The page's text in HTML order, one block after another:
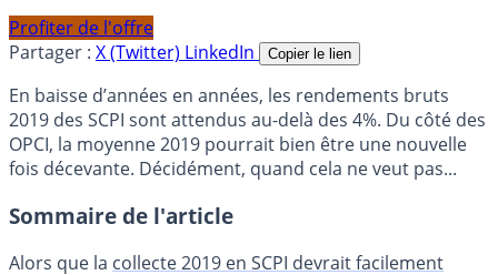
Profiter de l'offre
Partager : X (Twitter) LinkedIn Copier le lien
En baisse d’années en années, les rendements bruts
2019 des SCPI sont attendus au-delà des 4%. Du côté des
OPCI, la moyenne 2019 pourrait bien être une nouvelle
fois décevante. Décidément, quand cela ne veut pas...
Sommaire de l'article
Alors que la collecte 2019 en SCPI devrait facilement